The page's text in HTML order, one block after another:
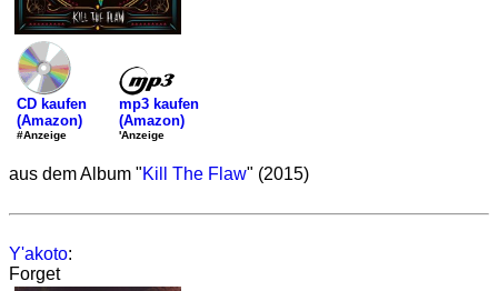
CD kaufen
(Amazon)
#Anzeige
mp3 kaufen
(Amazon)
'Anzeige
aus dem Album "Kill The Flaw" (2015)
Y'akoto:
Forget